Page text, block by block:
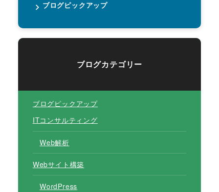
ブログピックアップ
ブログカテゴリー
ブログピックアップ
ITコンサルティング
Web解析
Webサイト構築
WordPress